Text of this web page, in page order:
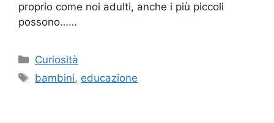
proprio come noi adulti, anche i più piccoli
possono……
Categorie
Curiosità
Tag
bambini, educazione